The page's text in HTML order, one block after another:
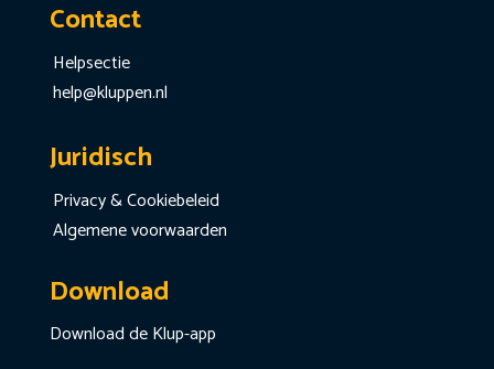
Contact
Helpsectie
help@kluppen.nl
Juridisch
Privacy & Cookiebeleid
Algemene voorwaarden
Download
Download de Klup-app